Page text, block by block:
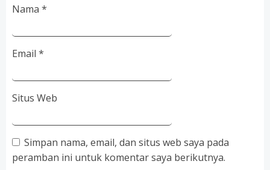
Nama *
Email *
Situs Web
Simpan nama, email, dan situs web saya pada
peramban ini untuk komentar saya berikutnya.